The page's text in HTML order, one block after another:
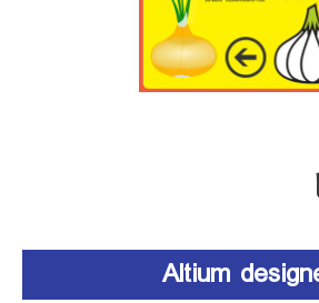
Altium